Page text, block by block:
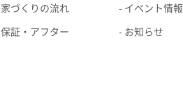
家づくりの流れ
保証・アフター
イベント情報
お知らせ